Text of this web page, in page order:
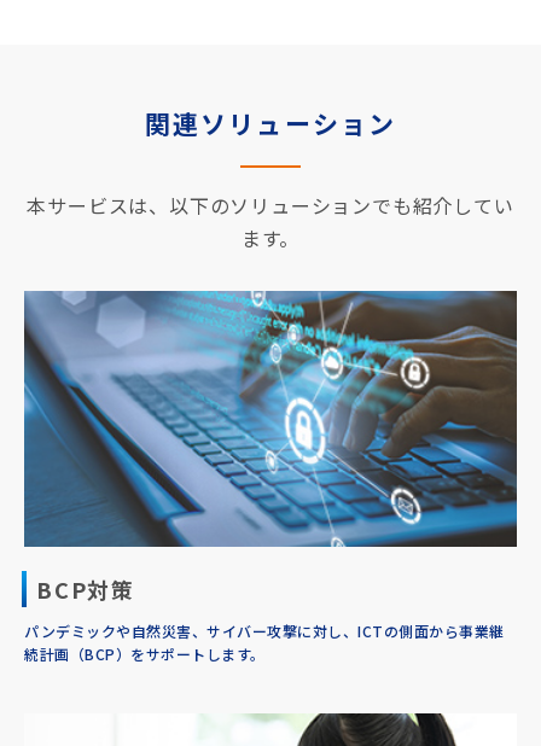
関連ソリューション
本サービスは、以下のソリューションでも紹介してい
ます。
BCP対策
パンデミックや自然災害、サイバー攻撃に対し、ICTの側面から事業継
続計画（BCP）をサポートします。